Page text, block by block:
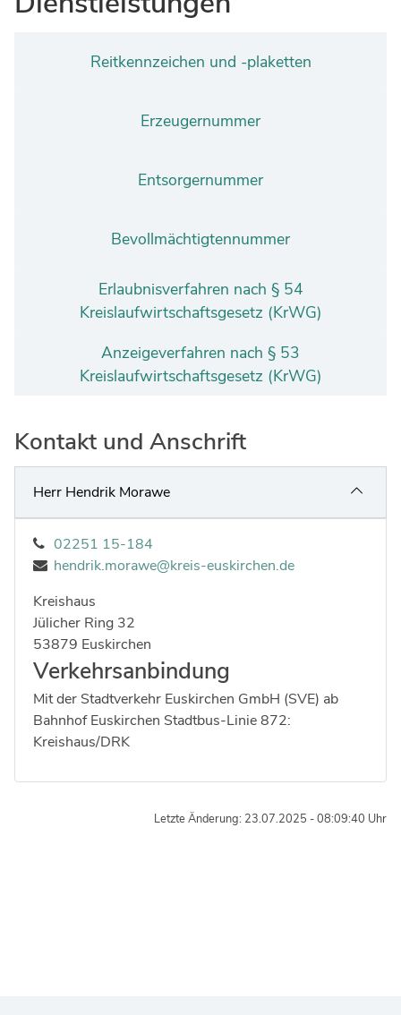
Umwelt & Nachhaltigkeit
Ingenieure
Interkulturelle Öffnung
Jobs bei allen Arbeitgebern im Kreisgebiet
Reitkennzeichen und -plaketten
Erzeugernummer
Entsorgernummer
Bevollmächtigtennummer
Erlaubnisverfahren nach § 54
Kreislaufwirtschaftsgesetz (KrWG)
Anzeigeverfahren nach § 53
Kreislaufwirtschaftsgesetz (KrWG)
Kontakt und Anschrift
Herr Hendrik Morawe
02251 15-184
hendrik.morawe@kreis-euskirchen.de
Kreishaus
Strasse:
Jülicher Ring Hausnummer:
32
Postleitzahl:
53879 Ort:
Euskirchen
Verkehrsanbindung
Mit der Stadtverkehr Euskirchen GmbH (SVE) ab
Bahnhof Euskirchen Stadtbus-Linie 872:
Kreishaus/DRK
Letzte Änderung: 23.07.2025 - 08:09:40 Uhr